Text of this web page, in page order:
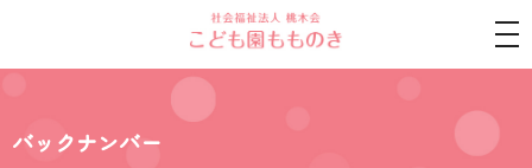
バックナンバー